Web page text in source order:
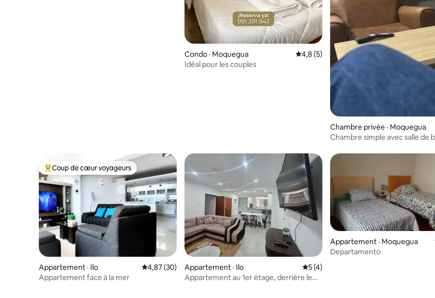
Condo · Moquegua Note moyenne de 4,8 sur 5, 5
4,8 (5)
Idéal pour les couples
Chambre privée · Moquegua
Chambre simple avec salle de
Coup de cœur voyageurs parmi les plus aimés
Coup de cœur voyageurs
Appartement · Ilo Note moyenne de 4,87 sur 5, 30 commentaires
4,87 (30)
Appartement face à la mer
Appartement · Ilo Note moyenne de 5 sur 5, 4
5 (4)
Appartement au 1er étage, derrière le
Appartement · Moquegua
Departamento